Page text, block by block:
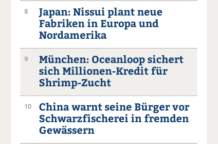
8
Japan: Nissui plant neue
Fabriken in Europa und
Nordamerika
9
München: Oceanloop sichert
sich Millionen-Kredit für
Shrimp-Zucht
10
China warnt seine Bürger vor
Schwarzfischerei in fremden
Gewässern